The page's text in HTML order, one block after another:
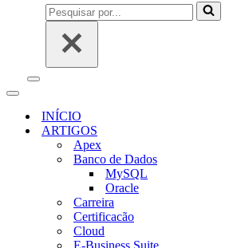
Pesquisar
por...
Menu
navegação
Menu
navegaçãoINÍCIO
ARTIGOS
Apex
Banco de Dados
MySQL
Oracle
Carreira
Certificacão
Cloud
E-Business Suite